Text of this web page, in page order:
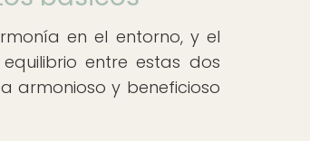
en el entorno, y el
entre estas dos
armonioso y beneficioso